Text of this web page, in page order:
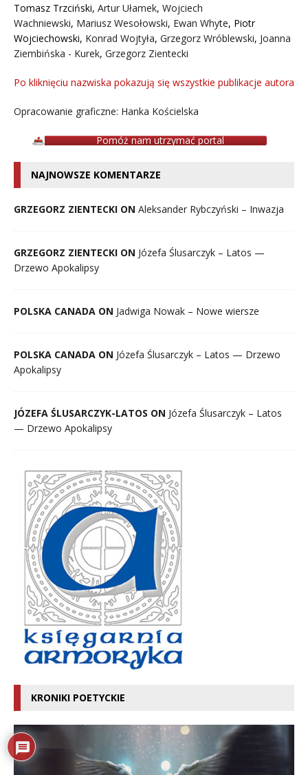
Tomasz Trzciński, Artur Ułamek, Wojciech
Wachniewski, Mariusz Wesołowski, Ewan Whyte, Piotr
Wojciechowski, Konrad Wojtyła, Grzegorz Wróblewski, Joanna
Ziembińska - Kurek, Grzegorz Zientecki
Po kliknięciu nazwiska pokazują się wszystkie publikacje autora
Opracowanie graficzne: Hanka Kościelska
Pomóż nam utrzymać portal
NAJNOWSZE KOMENTARZE
GRZEGORZ ZIENTECKI ON Aleksander Rybczyński – Inwazja
GRZEGORZ ZIENTECKI ON Józefa Ślusarczyk – Latos —
Drzewo Apokalipsy
POLSKA CANADA ON Jadwiga Nowak – Nowe wiersze
POLSKA CANADA ON Józefa Ślusarczyk – Latos — Drzewo
Apokalipsy
JÓZEFA ŚLUSARCZYK-LATOS ON Józefa Ślusarczyk – Latos
— Drzewo Apokalipsy
KRONIKI POETYCKIE